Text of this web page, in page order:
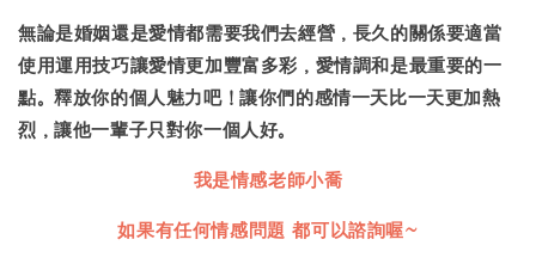
無論是婚姻還是愛情都需要我們去經營，長久的關係要適當
使用運用技巧讓愛情更加豐富多彩，愛情調和是最重要的一
點。釋放你的個人魅力吧！讓你們的感情一天比一天更加熱
烈，讓他一輩子只對你一個人好。
我是情感老師小喬
如果有任何情感問題 都可以諮詢喔~